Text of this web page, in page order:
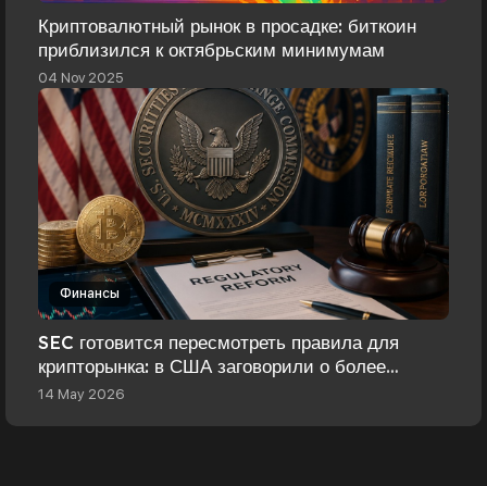
Криптовалютный рынок в просадке: биткоин
приблизился к октябрьским минимумам
04 Nov 2025
Финансы
SEC готовится пересмотреть правила для
крипторынка: в США заговорили о более
свободном подходе к регулированию
14 May 2026